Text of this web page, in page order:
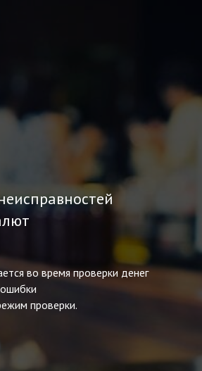
во время проверки денег
проверки.